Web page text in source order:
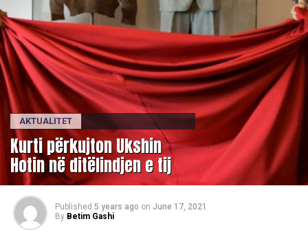
AKTUALITET
Kurti përkujton Ukshin
Hotin në ditëlindjen e tij
Published 5 years ago on June 17, 2021
By Betim Gashi